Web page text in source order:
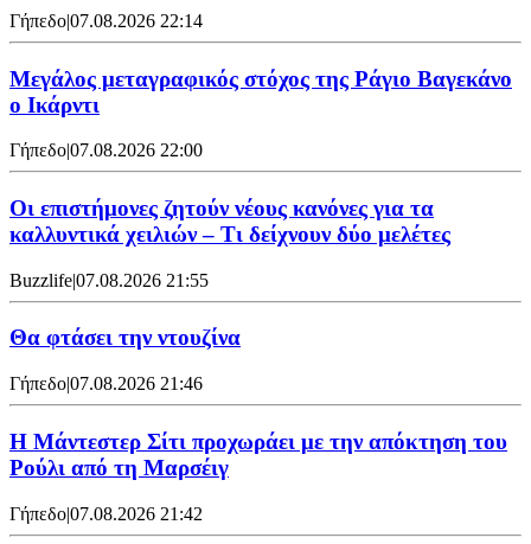
Γήπεδο|07.08.2026 22:14
Μεγάλος μεταγραφικός στόχος της Ράγιο Βαγεκάνο
ο Ικάρντι
Γήπεδο|07.08.2026 22:00
Οι επιστήμονες ζητούν νέους κανόνες για τα
καλλυντικά χειλιών – Τι δείχνουν δύο μελέτες
Buzzlife|07.08.2026 21:55
Θα φτάσει την ντουζίνα
Γήπεδο|07.08.2026 21:46
Η Μάντεστερ Σίτι προχωράει με την απόκτηση του
Ρούλι από τη Μαρσέιγ
Γήπεδο|07.08.2026 21:42